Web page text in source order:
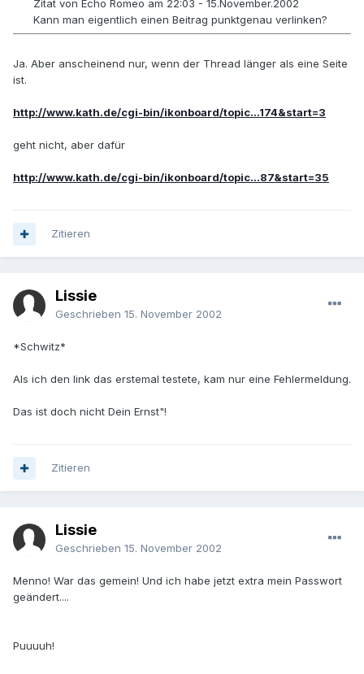
Zitat von Echo Romeo am 22:03 - 15.November.2002
Kann man eigentlich einen Beitrag punktgenau verlinken?
Ja. Aber anscheinend nur, wenn der Thread länger als eine Seite
ist.
http://www.kath.de/cgi-bin/ikonboard/topic...174&start=3
geht nicht, aber dafür
http://www.kath.de/cgi-bin/ikonboard/topic...87&start=35
Zitieren
Lissie
Geschrieben 15. November 2002
*Schwitz*
Als ich den link das erstemal testete, kam nur eine Fehlermeldung.
Das ist doch nicht Dein Ernst"!
Zitieren
Lissie
Geschrieben 15. November 2002
Menno! War das gemein! Und ich habe jetzt extra mein Passwort
geändert....
Puuuuh!